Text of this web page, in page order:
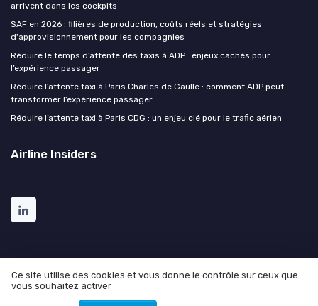
arrivent dans les cockpits
SAF en 2026 : filières de production, coûts réels et stratégies
d'approvisionnement pour les compagnies
Réduire le temps d’attente des taxis à ADP : enjeux cachés pour
l’expérience passager
Réduire l’attente taxi à Paris Charles de Gaulle : comment ADP peut
transformer l’expérience passager
Réduire l’attente taxi à Paris CDG : un enjeu clé pour le trafic aérien
Airline Insiders
Mentions légales
Ce site utilise des cookies et vous donne le contrôle sur ceux que
vous souhaitez activer